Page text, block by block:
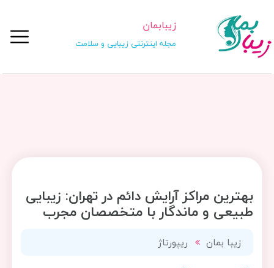
زیبابمان
مجله اینترنتی زیبایی و سلامت
بهترین مراکز آرایش دائم در تهران: زیبایی
طبیعی و ماندگار با متخصصان مجرب
زیبا بمان ریپورتاژ